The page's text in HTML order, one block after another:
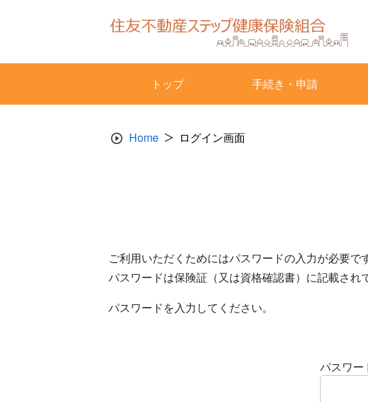
トップ 手続き・申請
Home ログイン画面
ご利用いただくためにはパスワードの入力が必要です
パスワードは保険証（又は資格確認書）に記載され
パスワードを入力してください。
パスワー